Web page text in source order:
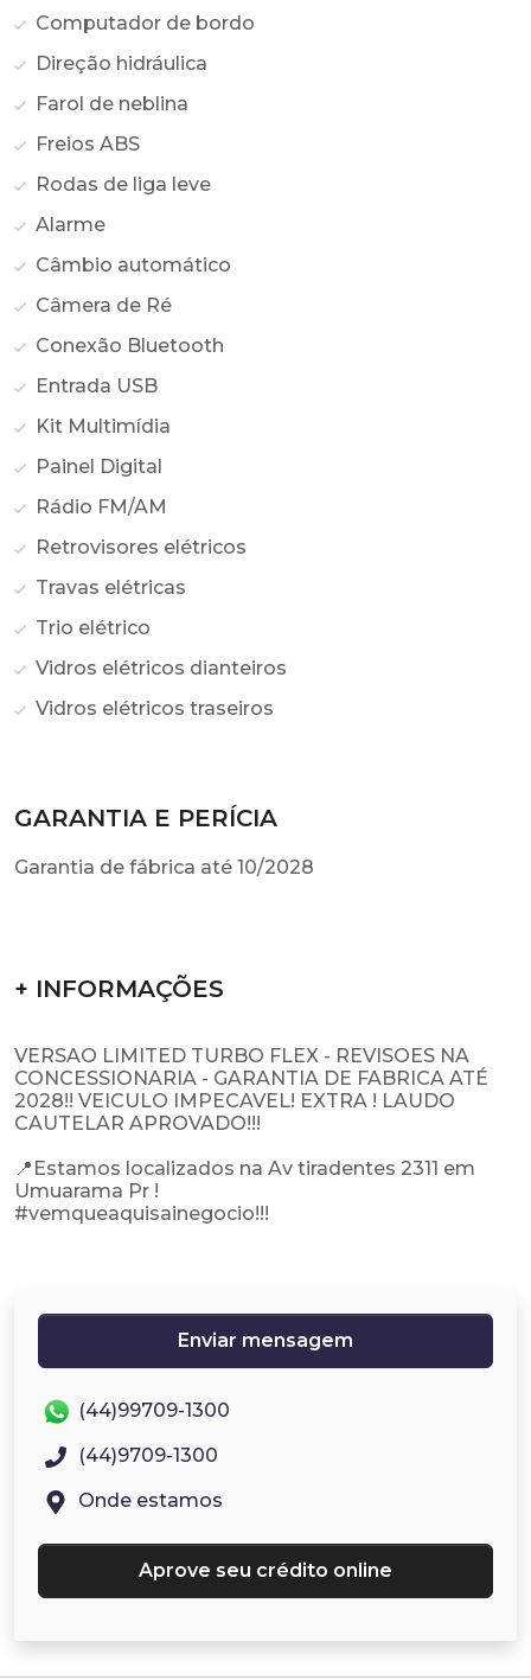
Computador de bordo
Direção hidráulica
Farol de neblina
Freios ABS
Rodas de liga leve
Alarme
Câmbio automático
Câmera de Ré
Conexão Bluetooth
Entrada USB
Kit Multimídia
Painel Digital
Rádio FM/AM
Retrovisores elétricos
Travas elétricas
Trio elétrico
Vidros elétricos dianteiros
Vidros elétricos traseiros
GARANTIA E PERÍCIA
Garantia de fábrica até 10/2028
+ INFORMAÇÕES
VERSAO LIMITED TURBO FLEX - REVISOES NA
CONCESSIONARIA - GARANTIA DE FABRICA ATÉ
2028!! VEICULO IMPECAVEL! EXTRA ! LAUDO
CAUTELAR APROVADO!!!
📍Estamos localizados na Av tiradentes 2311 em
Umuarama Pr !
#vemqueaquisainegocio!!!
Enviar mensagem
(44)99709-1300
(44)9709-1300
Onde estamos
Aprove seu crédito online